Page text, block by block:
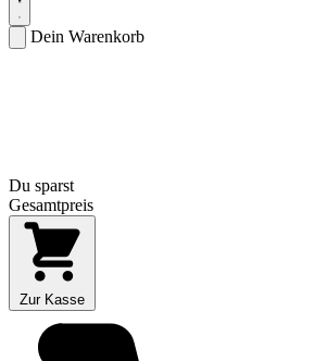
Dein Warenkorb
Du sparst
Gesamtpreis
Zur Kasse